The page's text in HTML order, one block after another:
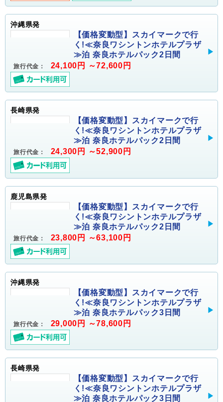
沖縄県発
【価格変動型】スカイマークで行
く!≪奈良ワシントンホテルプラザ
≫泊 奈良ホテルパック2日間
旅行代金： 24,100円 ～72,600円
長崎県発
【価格変動型】スカイマークで行
く!≪奈良ワシントンホテルプラザ
≫泊 奈良ホテルパック2日間
旅行代金： 24,300円 ～52,900円
鹿児島県発
【価格変動型】スカイマークで行
く!≪奈良ワシントンホテルプラザ
≫泊 奈良ホテルパック2日間
旅行代金： 23,800円 ～63,100円
沖縄県発
【価格変動型】スカイマークで行
く!≪奈良ワシントンホテルプラザ
≫泊 奈良ホテルパック3日間
旅行代金： 29,000円 ～78,600円
長崎県発
【価格変動型】スカイマークで行
く!≪奈良ワシントンホテルプラザ
≫泊 奈良ホテルパック3日間